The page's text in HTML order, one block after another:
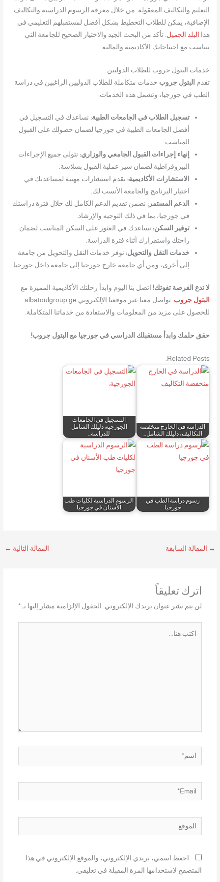
التعليم والتكاليف المعقولة. من خلال معرفة الرسوم الدراسية والتكاليف
الإضافية، يمكن للطلاب التخطيط بشكل أفضل لمستقبلهم التعليمي في
هذا البلد الجميل . تأكد من البحث الجيد والاختيار الصحيح للجامعة التي
تتناسب مع احتياجاتك الأكاديمية والمالية.
خدمات البتول جروب للطلاب الدوليين
تقدم البتول جروب خدمات متكاملة للطلاب الدوليين الراغبين في دراسة
الطب في جورجيا، وتشمل هذه الخدمات:
تسجيل الطلاب في الجامعات الطبية: نساعدك في التسجيل في
أفضل الجامعات الطبية في جورجيا لضمان حصولك على القبول
المناسب.
إنهاء إجراءات القبول الجامعي والوزاري: نتولى جميع الإجراءات
البيروقراطية لضمان سير عملية القبول بسلاسة.
الاستشارات الأكاديمية: نقدم استشارات مهنية لمساعدتك في
اختيار البرنامج والجامعة الأنسب لك.
الدعم المستمر: نضمن تقديم الدعم الكامل لك خلال فترة دراستك
في جورجيا، بما في ذلك التوجيه والإرشاد.
توفير السكن: نساعدك في العثور على السكن المناسب لضمان
راحتك واستقرارك أثناء فترة الدراسة.
خدمات النقل والتحويل: نوفر خدمات النقل والتحويل من جامعة
إلى أخرى، ومن أي جامعة خارج جورجيا إلى جامعة داخل جورجيا.
لا تدع الفرصة تفوتك! اتصل بنا اليوم وابدأ رحلتك الأكاديمية المميزة مع
البتول جروب
. تواصل معنا عبر موقعنا الإلكتروني albatoulgroup.ge
للحصول على مزيد من المعلومات والاستفادة من خدماتنا المتكاملة.
حقق حلمك وابدأ مستقبلك الدراسي في جورجيا مع البتول جروب!
Related Posts:
الدراسة في الخارج منخفضة
التكاليف : دليلك الشامل…
التسجيل في الجامعات
الجورجية: دليلك الشامل
للدراسة…
رسوم دراسة الطب في
جورجيا
الرسوم الدراسية لكليات طب
الأسنان في جورجيا
→ المقالة السابقة المقالة التالية ←
اترك تعليقاً
لن يتم نشر عنوان بريدك الإلكتروني. الحقول الإلزامية مشار إليها بـ *
اسم*
Email*
الموقع
احفظ اسمي، بريدي الإلكتروني، والموقع الإلكتروني في هذا
المتصفح لاستخدامها المرة المقبلة في تعليقي.